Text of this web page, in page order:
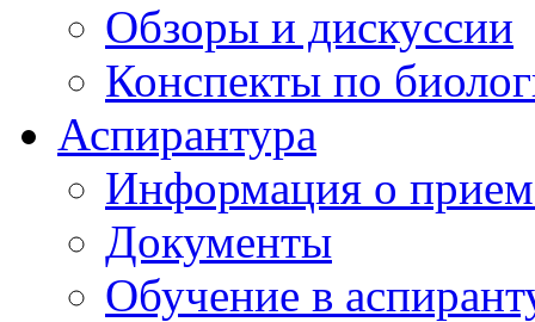
Обзоры и дискуссии
Конспекты по
Аспирантура
Информация о
Документы
Обучение в